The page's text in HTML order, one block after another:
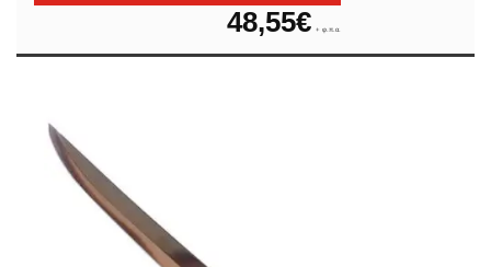
48,55€ + φ.π.α.